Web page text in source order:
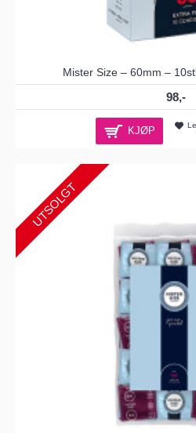
Mister Size – 60mm –
98,-
KJØP
UTSOLGT